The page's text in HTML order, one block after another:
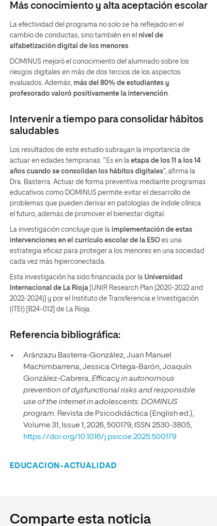
Más conocimiento y alta aceptación escolar
La efectividad del programa no solo se ha reflejado en el
cambio de conductas, sino también en el nivel de
alfabetización digital de los menores
DOMINUS mejoró el conocimiento del alumnado sobre los
riesgos digitales en más de dos tercios de los aspectos
evaluados. Además, más del 80% de estudiantes y
profesorado valoró positivamente la intervención
Intervenir a tiempo para consolidar hábitos
saludables
Los resultados de este estudio subrayan la importancia de
actuar en edades tempranas. “Es en la etapa de los 11 a los 14
años cuando se consolidan los hábitos digitales“, afirma la
Dra. Basterra. Actuar de forma preventiva mediante programas
educativos como DOMINUS permite evitar el desarrollo de
problemas que pueden derivar en patologías de índole clínica
el futuro, además de promover el bienestar digital.
La investigación concluye que la implementación de estas
intervenciones en el currículo escolar de la ESO es una
estrategia eficaz para proteger a los menores en una sociedad
cada vez más hiperconectada.
Esta investigación ha sido financiada por la Universidad
Internacional de La Rioja [UNIR Research Plan (2020-2022 and
2022-2024)] y por el Instituto de Transferencia e Investigación
(ITEI) [B24-012] de La Rioja.
Referencia bibliográfica:
Aránzazu Basterra-González, Juan Manuel
Machimbarrena, Jessica Ortega-Barón, Joaquín
González-Cabrera,Efficacy in autonomous
prevention of dysfunctional risks and responsible
use of the internet in adolescents: DOMINUS
program. Revista de Psicodidáctica (English ed.),
Volume 31, Issue 1, 2026, 500179, ISSN 2530-3805,
https://doi.org/10.1016/j.psicoe.2025.500179
EDUCACION-ACTUALIDAD
Comparte esta noticia